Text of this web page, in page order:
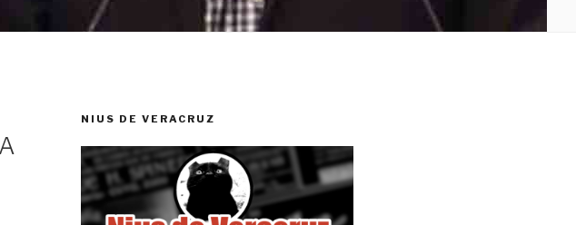
NIUS DE VERACRUZ